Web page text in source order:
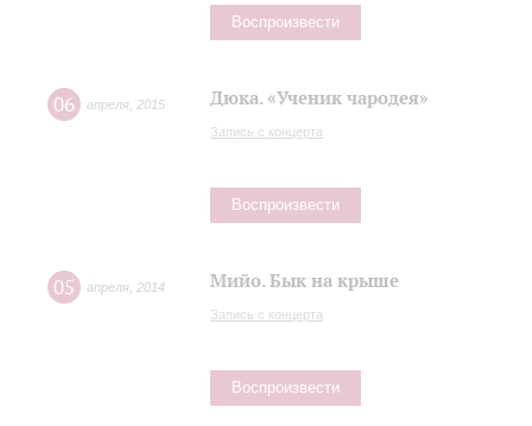
Воспроизвести
06 апреля 2015 Дюка. «Ученик чародея»
Запись с концерта
Воспроизвести
05 апреля 2014 Мийо. Бык на крыше
Запись с концерта
Воспроизвести